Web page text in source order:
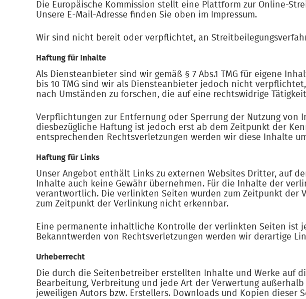
Die Europäische Kommission stellt eine Plattform zur Online-
Unsere E-Mail-Adresse finden Sie oben im Impressum.
Wir sind nicht bereit oder verpflichtet, an
Haftung für Inhalte
Als Diensteanbieter sind wir gemäß § 7 Abs.1 TMG für eigene
bis 10 TMG sind wir als Diensteanbieter jedoch nicht
nach Umständen zu forschen, die auf eine rechtswidrige
Verpflichtungen zur Entfernung oder Sperrung der Nutzung
diesbezügliche Haftung ist jedoch erst ab dem Zeitpunkt der
entsprechenden Rechtsverletzungen werden wir diese Inhalte
Haftung für Links
Unser Angebot enthält Links zu externen Websites Dritter, auf
Inhalte auch keine Gewähr übernehmen. Für die Inhalte der
verantwortlich. Die verlinkten Seiten wurden zum Zeitpunkt der
zum Zeitpunkt der Verlinkung nicht erkennbar.
Eine permanente inhaltliche Kontrolle der verlinkten Seiten ist
Bekanntwerden von Rechtsverletzungen werden wir derartige
Urheberrecht
Die durch die Seitenbetreiber erstellten Inhalte und Werke auf
Bearbeitung, Verbreitung und jede Art der Verwertung
jeweiligen Autors bzw. Erstellers. Downloads und Kopien